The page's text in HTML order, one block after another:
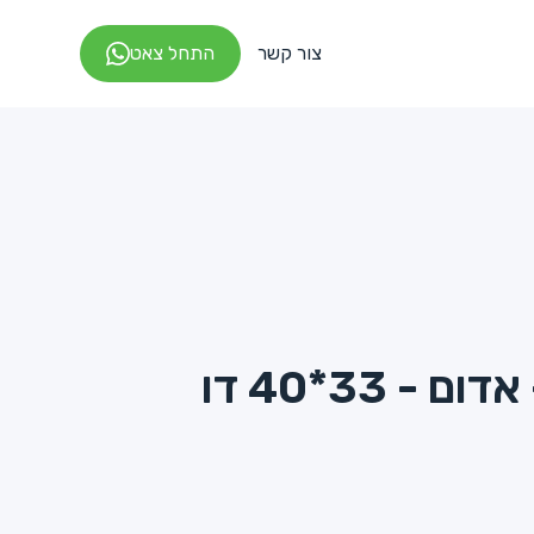
צור קשר התחל צאט
מפיות 1/6 - אדום - 33*40 דו